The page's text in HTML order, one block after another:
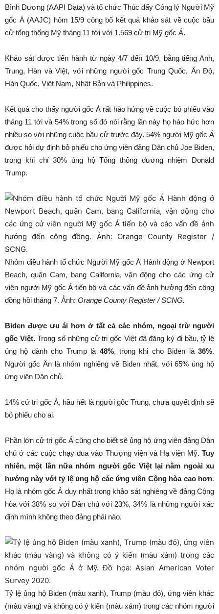
Bình Dương (AAPI Data) và tổ chức Thúc đẩy Công lý Người Mỹ
gốc Á (AAJC) hôm 15/9 công bố kết quả khảo sát về cuộc bầu
cử tổng thống Mỹ tháng 11 tới với 1.569 cử tri Mỹ gốc Á.
Khảo sát được tiến hành từ ngày 4/7 đến 10/9, bằng tiếng Anh,
Trung, Hàn và Việt, với những người gốc Trung Quốc, Ấn Độ,
Hàn Quốc, Việt Nam, Nhật Bản và Philippines.
Kết quả cho thấy người gốc Á rất hào hứng về cuộc bỏ phiếu vào
tháng 11 tới và 54% trong số đó nói rằng lần này họ háo hức hơn
nhiều so với những cuộc bầu cử trước đây. 54% người Mỹ gốc Á
được hỏi dự định bỏ phiếu cho ứng viên đảng Dân chủ Joe Biden,
trong khi chỉ 30% ủng hộ Tổng thống đương nhiệm Donald
Trump.
Nhóm điều hành tổ chức Người Mỹ gốc Á Hành động ở Newport
Beach, quận Cam, bang California, vận động cho các ứng cử
viên người Mỹ gốc Á tiến bộ và các vấn đề ảnh hưởng đến cộng
đồng hồi tháng 7. Ảnh: Orange County Register / SCNG.
Biden được ưu ái hơn ở tất cả các nhóm, ngoại trừ người
gốc Việt.Trong số những cử tri gốc Việt đã đăng ký đi bầu, tỷ lệ
ủng hộ dành cho Trump là 48%, trong khi cho Biden là 36%.
Người gốc Ấn là nhóm nghiêng về Biden nhất, với 65% ủng hộ
ứng viên Dân chủ.
14% cử tri gốc Á, hầu hết là người gốc Trung, chưa quyết định sẽ
bỏ phiếu cho ai.
Phần lớn cử tri gốc Á cũng cho biết sẽ ủng hộ ứng viên đảng Dân
chủ ở các cuộc chạy đua vào Thượng viện và Hạ viện Mỹ. Tuy
nhiên, một lần nữa nhóm người gốc Việt lại nằm ngoài xu
hướng này với tỷ lệ ủng hộ các ứng viên Cộng hòa cao hơn.
Họ là nhóm gốc Á duy nhất trong khảo sát nghiêng về đảng Cộng
hòa với 38% so với Dân chủ với 23%, 34% là những người xác
định mình không theo đảng phái nào.
Tỷ lệ ủng hộ Biden (màu xanh), Trump (màu đỏ), ứng viên khác
(màu vàng) và không có ý kiến (màu xám) trong các nhóm người